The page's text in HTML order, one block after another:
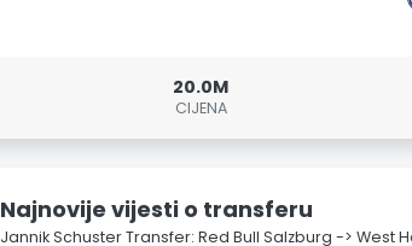
20.0M
CIJENA
Najnovije vijesti o transferu
Jannik Schuster Transfer: Red Bull Salzburg -> West